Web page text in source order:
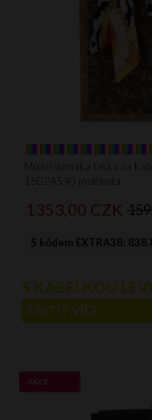
Módní dámská taška na
1502A540 multikolor
1353,00 CZK
S kódem EXTRA38:
S KABELKOU
ZJISTIT VÍCE
AKCE